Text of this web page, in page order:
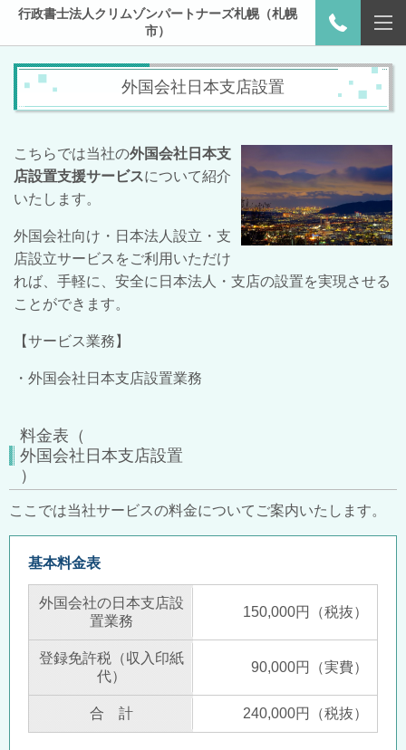
行政書士法人クリムゾンパートナーズ札幌（札幌
市）
外国会社日本支店設置
こちらでは当社の外国会社日本支
店設置支援サービスについて紹介
いたします。
外国会社向け・日本法人設立・支
店設立サービスをご利用いただけ
れば、手軽に、安全に日本法人・支店の設置を実現させる
ことができます。
【サービス業務】
・外国会社日本支店設置業務
料金表（
外国会社日本支店設置
）
ここでは当社サービスの料金についてご案内いたします。
基本料金表
外国会社の日本支店設
置業務
150,000円（税抜）
登録免許税（収入印紙
代）
90,000円（実費）
合 計 240,000円（税抜）